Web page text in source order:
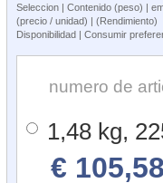
Seleccion | Contenido (peso) |
(precio / unidad) | (Rendimiento)
Disponibilidad | Consumir
numero de
€ 105,58